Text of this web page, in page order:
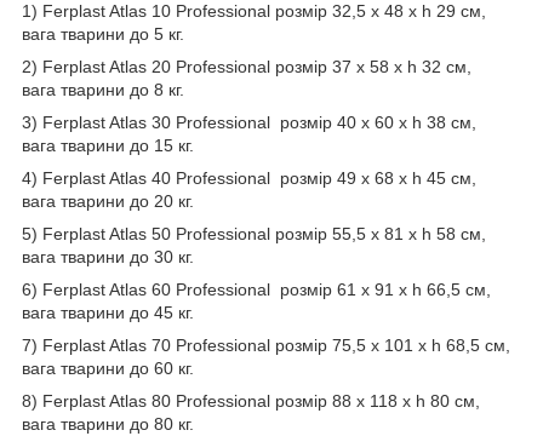
1) Ferplast Atlas 10 Professional розмір 32,5 х 48 х h 29 см,
вага тварини до 5 кг.
2) Ferplast Atlas 20 Professional розмір 37 х 58 х h 32 см,
вага тварини до 8 кг.
3) Ferplast Atlas 30 Professional розмір 40 х 60 х h 38 см,
вага тварини до 15 кг.
4) Ferplast Atlas 40 Professional розмір 49 х 68 х h 45 см,
вага тварини до 20 кг.
5) Ferplast Atlas 50 Professional розмір 55,5 х 81 х h 58 см,
вага тварини до 30 кг.
6) Ferplast Atlas 60 Professional розмір 61 х 91 х h 66,5 см,
вага тварини до 45 кг.
7) Ferplast Atlas 70 Professional розмір 75,5 х 101 х h 68,5 см,
вага тварини до 60 кг.
8) Ferplast Atlas 80 Professional розмір 88 х 118 х h 80 см,
вага тварини до 80 кг.